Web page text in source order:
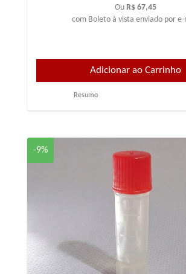
Ou R$ 67,45
com Boleto à vista enviado por e-
Resumo
-9%